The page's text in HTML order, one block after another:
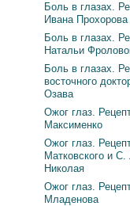
Боль в глазах.
Ивана Прохорова
Боль в глазах.
Натальи
Боль в глазах.
восточного
Озава
Ожог глаз.
Максименко
Ожог глаз.
Матковского и С.
Николая
Ожог глаз.
Младенова